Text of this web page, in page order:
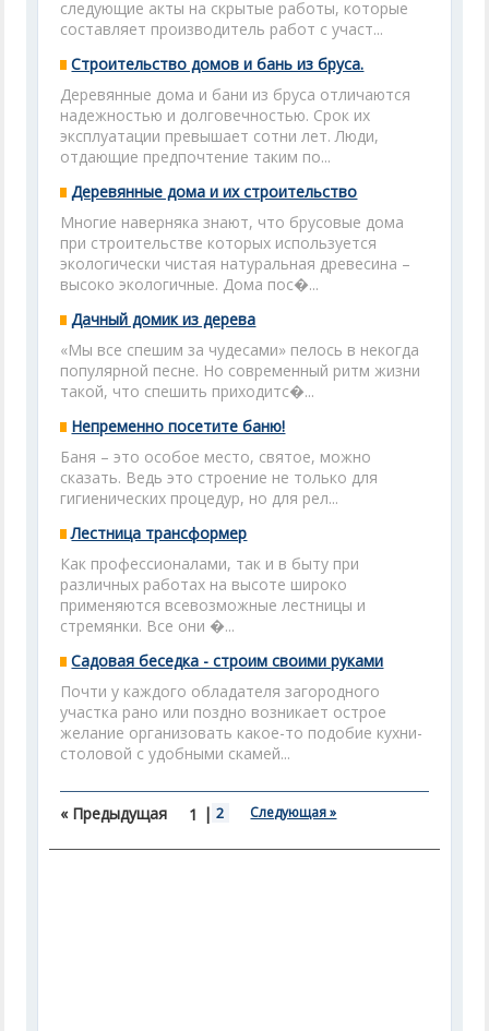
следующие акты на скрытые работы, которые
составляет производитель работ с участ...
Строительство домов и бань из бруса.
Деревянные дома и бани из бруса отличаются
надежностью и долговечностью. Срок их
эксплуатации превышает сотни лет. Люди,
отдающие предпочтение таким по...
Деревянные дома и их строительство
Многие наверняка знают, что брусовые дома
при строительстве которых используется
экологически чистая натуральная древесина –
высоко экологичные. Дома пос�...
Дачный домик из дерева
«Мы все спешим за чудесами» пелось в некогда
популярной песне. Но современный ритм жизни
такой, что спешить приходитс�...
Непременно посетите баню!
Баня – это особое место, святое, можно
сказать. Ведь это строение не только для
гигиенических процедур, но для рел...
Лестница трансформер
Как профессионалами, так и в быту при
различных работах на высоте широко
применяются всевозможные лестницы и
стремянки. Все они �...
Садовая беседка - строим своими руками
Почти у каждого обладателя загородного
участка рано или поздно возникает острое
желание организовать какое-то подобие кухни-
столовой с удобными скамей...
« Предыдущая 1 | 2 Следующая »